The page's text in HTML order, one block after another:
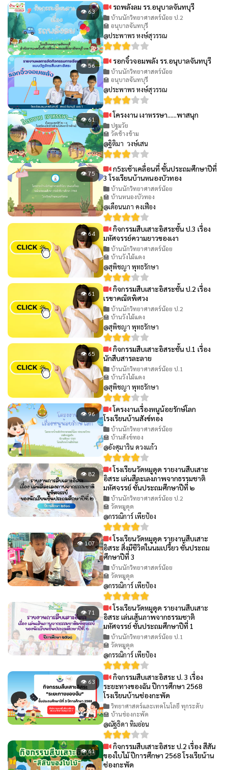
👁 63 รถพลังลม รร.อนุบาลจันทบุรี
บ้านนักวิทยาศาสตร์น้อย ป.2
🏫 อนุบาลจันทบุรี
@ประพาพร หงษ์สุวรรณ
👁 56 รอกจิ๋วจอมพลัง รร.อนุบาลจันทบุรี
บ้านนักวิทยาศาสตร์น้อย
🏫 อนุบาลจันทบุรี
@ประพาพร หงษ์สุวรรณ
👁 61 โครงงาน เงาหรรษา......พาสนุก
ปฐมวัย
🏫 วัดช้างข้าม
@ฐิติมา วงษ์เสน
👁 75
ก5ะเช้าเคลื่อนที่ ชั้นประถมศึกษาปีที่
3 โรงเรียนบ้านหนองบัวทอง
บ้านนักวิทยาศาสตร์น้อย
🏫 บ้านหนองบัวทอง
@เดือนนภา คงเฟือง
👁 64
กิจกรรมสืบเสาะอิสระชั้น ป.3 เรื่อง
มหัศจรรย์ความยาวของเงา
บ้านนักวิทยาศาสตร์น้อย
🏫 บ้านวังไม้แดง
@สุพิชญา พุทธรักษา
👁 61
กิจกรรมสืบเสาะอิสระชั้น ป.2 เรื่อง
เรขาคณิตพิศวง
บ้านนักวิทยาศาสตร์น้อย ป.2
🏫 บ้านวังไม้แดง
@สุพิชญา พุทธรักษา
👁 65
กิจกรรมสืบเสาะอิสระชั้น ป.1 เรื่อง
นักสืบสารละลาย
บ้านนักวิทยาศาสตร์น้อย ป.1
🏫 บ้านวังไม้แดง
@สุพิชญา พุทธรักษา
👁 96
โครงงานเรื่องหนูน้อยรักษ์โลก
โรงเรียนบ้านสังข์ทอง
บ้านนักวิทยาศาสตร์น้อย
🏫 บ้านสังข์ทอง
@อังศุมาริน ดวงแก้ว
👁 82
โรงเรียนวัดหมูดุด รายงานสืบเสาะ
อิสระ เล่นสีละเลงภาพจากธรรมชาติ
มหัศจรรย์ ชั้นประถมศึกษาปีที่ ๒
บ้านนักวิทยาศาสตร์น้อย ป.2
🏫 วัดหมูดุด
@กรรณิการ์ เพียป้อง
👁 107
โรงเรียนวัดหมูดุด รายงานสืบเสาะ
อิสระ สิ่งมีชีวิตในนมเปรี้ยว ชั้นประถม
ศึกษาปีที่ 3
บ้านนักวิทยาศาสตร์น้อย
🏫 วัดหมูดุด
@กรรณิการ์ เพียป้อง
👁 71
โรงเรียนวัดหมูดุด รายงานสืบเสาะ
อิสระ เล่นเส้นภาพจากธรรมชาติ
มหัศจรรย์ ชั้นประถมศึกษาปีที่ 1
บ้านนักวิทยาศาสตร์น้อย ป.1
🏫 วัดหมูดุด
@กรรณิการ์ เพียป้อง
👁 63
กิจกรรมสืบเสาะอิสระ ป. 3 เรื่อง
ระยะทางของฉัน ปีการศึกษา 2568
โรงเรียนบ้านช่องกะพัด
วิทยาศาสตร์และเทคโนโลยี ทุกระดับ
🏫 บ้านช่องกะพัด
@ณัฐธิดา ทิมอ่อน
👁 61
กิจกรรมสืบเสาะอิสระ ป.2 เรื่อง สีสัน
ของใบไม้ ปีการศึกษา 2568 โรงเรียน้าน
ช่องกะพัด